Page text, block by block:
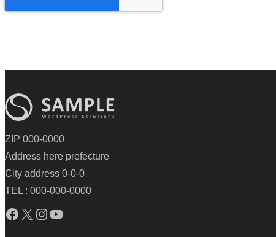
ZIP 000-0000
Address here prefecture
City address 0-0-0
TEL : 000-000-0000
Facebook X Instagram YouTube